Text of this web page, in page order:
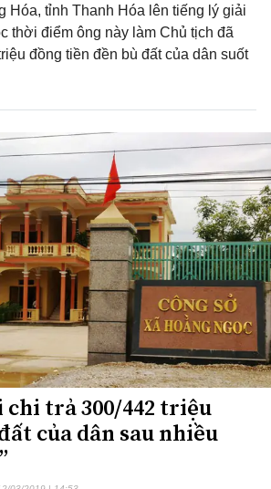
Hóa, tỉnh Thanh Hóa lên tiếng lý giải
thời điểm ông này làm Chủ tịch đã
đồng tiền đền bù đất của dân suốt
chi trả 300/442 triệu
của dân sau nhiều